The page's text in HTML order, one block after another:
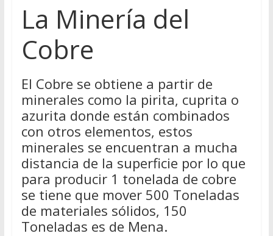
La Minería del
Cobre
El Cobre se obtiene a partir de
minerales como la pirita, cuprita o
azurita donde están combinados
con otros elementos, estos
minerales se encuentran a mucha
distancia de la superficie por lo que
para producir 1 tonelada de cobre
se tiene que mover 500 Toneladas
de materiales sólidos, 150
Toneladas es de Mena.